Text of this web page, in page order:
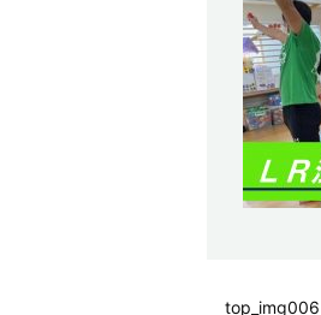
top_img006